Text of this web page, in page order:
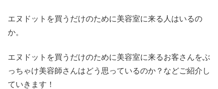
エヌドットを買うだけのために美容室に来る人はいるの
か。
エヌドットを買うだけのために美容室に来るお客さんをぶ
っちゃけ美容師さんはどう思っているのか？などご紹介し
ていきます！